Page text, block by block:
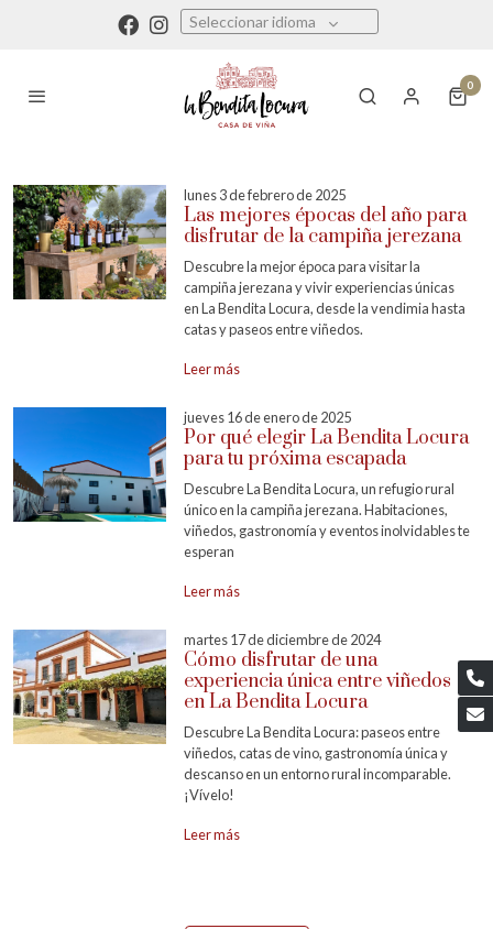
Seleccionar idioma
0
lunes 3 de febrero de 2025
Las mejores épocas del año para
disfrutar de la campiña jerezana
Descubre la mejor época para visitar la
campiña jerezana y vivir experiencias únicas
en La Bendita Locura, desde la vendimia hasta
catas y paseos entre viñedos.
Leer más
jueves 16 de enero de 2025
Por qué elegir La Bendita Locura
para tu próxima escapada
Descubre La Bendita Locura, un refugio rural
único en la campiña jerezana. Habitaciones,
viñedos, gastronomía y eventos inolvidables te
esperan
Leer más
martes 17 de diciembre de 2024
Cómo disfrutar de una
experiencia única entre viñedos
en La Bendita Locura
Descubre La Bendita Locura: paseos entre
viñedos, catas de vino, gastronomía única y
descanso en un entorno rural incomparable.
¡Vívelo!
Leer más